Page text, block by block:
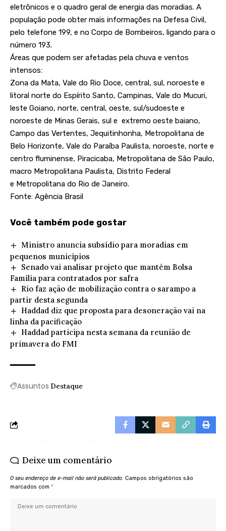
eletrônicos e o quadro geral de energia das moradias. A
população pode obter mais informações na Defesa Civil,
pelo telefone 199, e no Corpo de Bombeiros, ligando para o
número 193.
Áreas que podem ser afetadas pela chuva e ventos
intensos:
Zona da Mata, Vale do Rio Doce, central, sul, noroeste e
litoral norte do Espírito Santo, Campinas, Vale do Mucuri,
leste Goiano, norte, central, oeste, sul/sudoeste e
noroeste de Minas Gerais, sul e extremo oeste baiano,
Campo das Vertentes, Jequitinhonha, Metropolitana de
Belo Horizonte, Vale do Paraíba Paulista, noroeste, norte e
centro fluminense, Piracicaba, Metropolitana de São Paulo,
macro Metropolitana Paulista, Distrito Federal
e Metropolitana do Rio de Janeiro.
Fonte: Agência Brasil
Você também pode gostar
Ministro anuncia subsídio para moradias em
pequenos municípios
Senado vai analisar projeto que mantém Bolsa
Família para contratados por safra
Rio faz ação de mobilização contra o sarampo a
partir desta segunda
Haddad diz que proposta para desoneração vai na
linha da pacificação
Haddad participa nesta semana da reunião de
primavera do FMI
Assuntos Destaque
Deixe um comentário
O seu endereço de e-mail não será publicado. Campos obrigatórios são
marcados com *